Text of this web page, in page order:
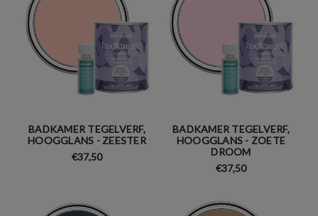
BADKAMER TEGELVERF,
HOOGGLANS - ZEESTER
€37,50
BADKAMER TEGELVERF,
HOOGGLANS - ZOETE
DROOM
€37,50